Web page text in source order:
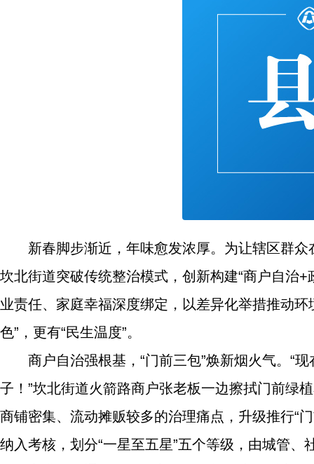
新春脚步渐近，年味愈发浓厚。为让辖区群
坎北街道突破传统整治模式，创新构建“商户自治
业责任、家庭幸福深度绑定，以差异化举措推动环
色”，更有“民生温度”。
商户自治强根基，“门前三包”焕新烟火气。“
子！”坎北街道火箭路商户张老板一边擦拭门前绿
商铺密集、流动摊贩较多的治理痛点，升级推行“
纳入考核，划分“一星至五星”五个等级，由城管